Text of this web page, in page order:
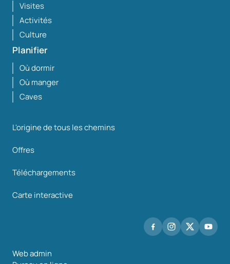
Visites
Activités
Culture
Planifier
Où dormir
Où manger
Caves
L'origine de tous les chemins
Offres
Téléchargements
Carte interactive
Web admin